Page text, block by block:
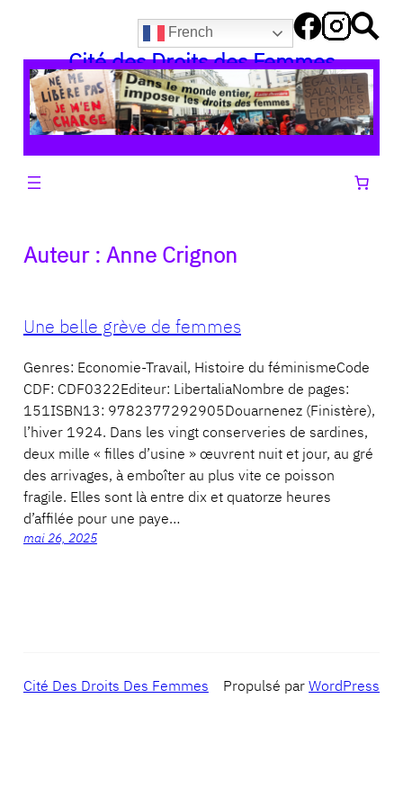
contenu
French
Cité des Droits des Femmes
Auteur : Anne Crignon
Une belle grève de femmes
Genres: Economie-Travail, Histoire du féminismeCode
CDF: CDF0322Editeur: LibertaliaNombre de pages:
151ISBN13: 9782377292905Douarnenez (Finistère),
l’hiver 1924. Dans les vingt conserveries de sardines,
deux mille « filles d’usine » œuvrent nuit et jour, au gré
des arrivages, à emboîter au plus vite ce poisson
fragile. Elles sont là entre dix et quatorze heures
d’affilée pour une paye…
mai 26, 2025
Cité Des Droits Des Femmes Propulsé parWordPress